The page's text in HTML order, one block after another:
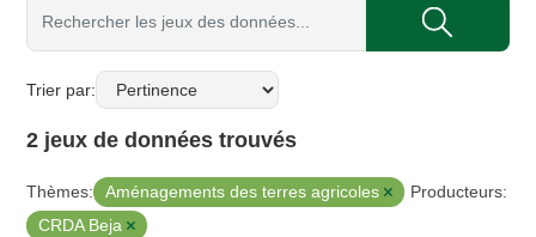
Trier par
2 jeux de données trouvés
Thèmes: Aménagements des terres agricoles
Producteurs:
CRDA Beja